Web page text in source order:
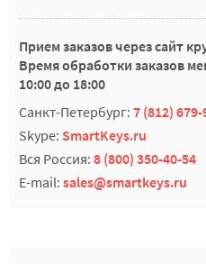
Прием заказов через сайт
Время обработки заказов
10:00 до 18:00
Санкт-Петербург: 7 (812)
Skype: SmartKeys.ru
Вся Россия: 8 (800) 350-40-54
E-mail: sales@smartkeys.ru